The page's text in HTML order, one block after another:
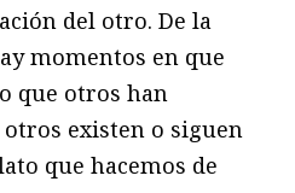
del otro. De la
momentos en que
que otros han
existen o siguen
que hacemos de